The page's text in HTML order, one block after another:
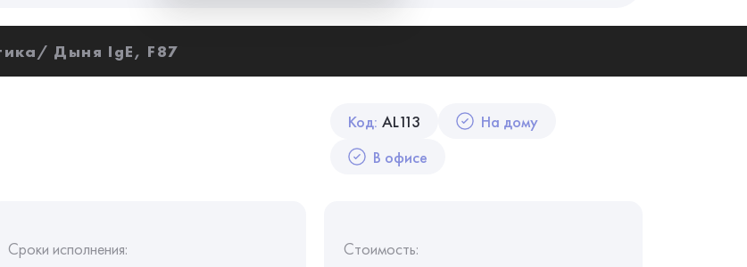
Дыня IgE, F87
Код: AL113
На дому
В офисе
Сроки исполнения: Стоимость: